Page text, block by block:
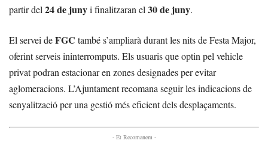
partir del 24 de junyi finalitzaran el 30 de juny.
El servei deFGC també s’ampliarà durant les nits de Festa Major,
oferint serveis ininterromputs. Els usuaris que optin pel vehicle
privat podran estacionar en zones designades per evitar
aglomeracions. L’Ajuntament recomana seguir les indicacions de
senyalització per una gestió més eficient dels desplaçaments.
- Et Recomanem -